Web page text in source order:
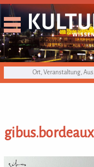
KULTURpur Suche
gibus.bordeaux
gibus.bordeaux